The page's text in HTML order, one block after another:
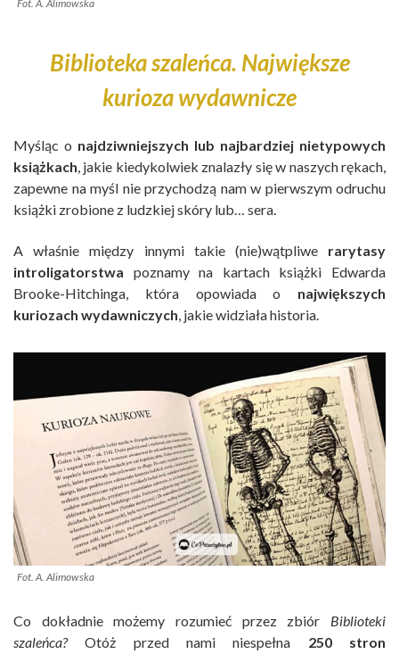
Fot. A. Alimowska
Biblioteka szaleńca. Największe
kurioza wydawnicze
Myśląc o najdziwniejszych lub najbardziej nietypowych
książkach, jakie kiedykolwiek znalazły się w naszych rękach,
zapewne na myśl nie przychodzą nam w pierwszym odruchu
książki zrobione z ludzkiej skóry lub… sera.
A właśnie między innymi takie (nie)wątpliwe rarytasy
introligatorstwa poznamy na kartach książki Edwarda
Brooke-Hitchinga, która opowiada o największych
kuriozach wydawniczych, jakie widziała historia.
Fot. A. Alimowska
Co dokładnie możemy rozumieć przez zbiór Biblioteki
szaleńca?Otóż przed nami niespełna 250 stron